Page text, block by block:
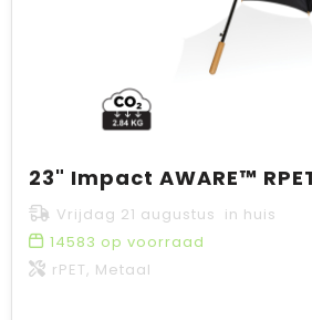
Vrijdag 21 augustus in huis
14583 op voorraad
rPET, Metaal